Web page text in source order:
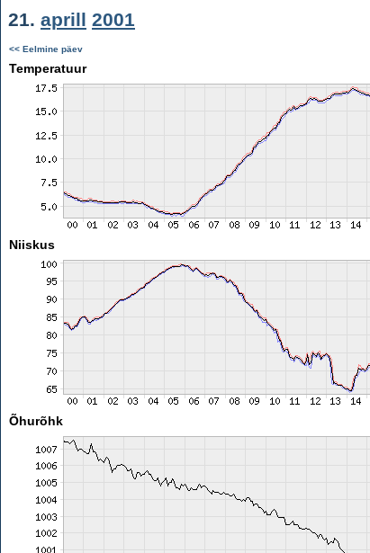
21. aprill 2001
<< Eelmine päev
Temperatuur
Niiskus
Õhurõhk